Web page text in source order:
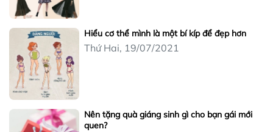
Hiểu cơ thể mình là một bí kíp để đẹp hơn
Thứ Hai, 19/07/2021
Nên tặng quà giáng sinh gì cho bạn gái mới
quen?